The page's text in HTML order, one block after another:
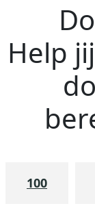
Help
100